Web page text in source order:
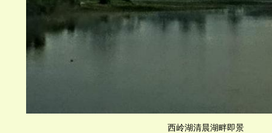
西岭湖清晨湖畔即景